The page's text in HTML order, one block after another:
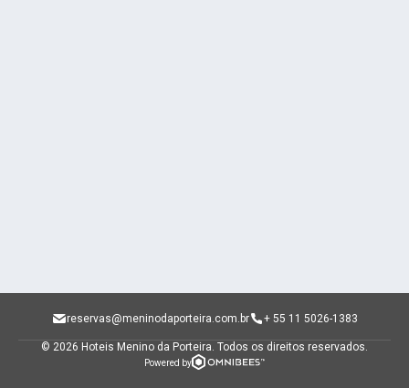
reservas@meninodaporteira.com.br + 55 11 5026-1383
© 2026 Hoteis Menino da Porteira. Todos os direitos reservados.
Powered by